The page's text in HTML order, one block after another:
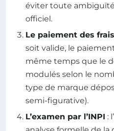
éviter toute
officiel.
Le paiement des frais
soit valide, le
même temps que le
modulés selon le
type de marque
semi-figurative).
L’examen par l’INPI :